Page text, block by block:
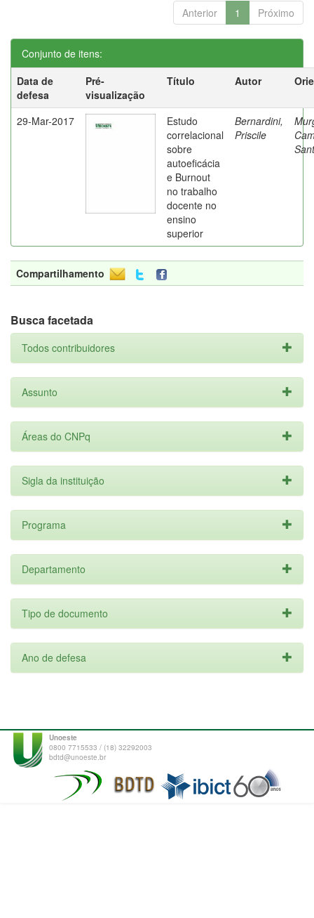
Anterior 1 Próximo
Conjunto de itens:
Data de
defesa
Pré-
visualização
Título Autor
29-Mar-2017
Estudo
correlacional
sobre
autoeficácia
e Burnout
no trabalho
docente no
ensino
superior
Bernardini,
Priscile
Compartilhamento
Busca facetada
Todos contribuidores
Assunto
Áreas do CNPq
Sigla da instituição
Programa
Departamento
Tipo de documento
Ano de defesa
Unoeste
0800 7715533 / (18) 32292003
bdtd@unoeste.br